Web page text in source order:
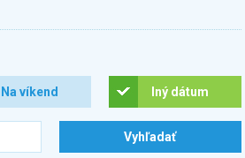
Na víkend Iný dátum